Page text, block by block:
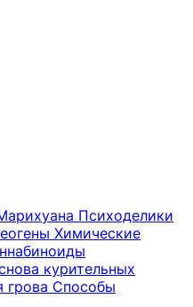
Психоделики
Химические
курительных
грова Способы